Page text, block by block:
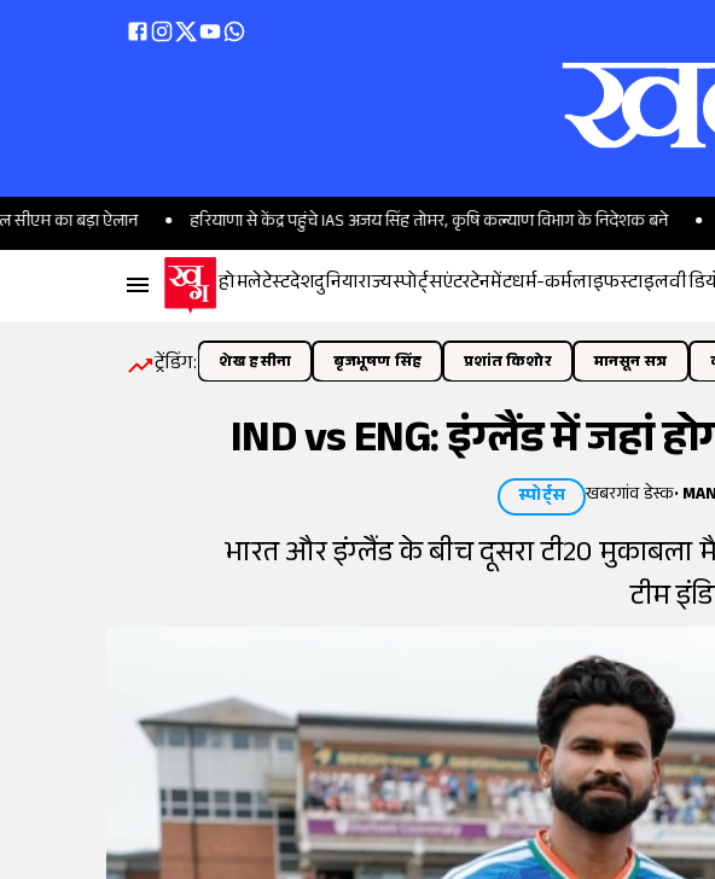
बड़ा ऐलान हरियाणा से केंद्र पहुंचे IAS अजय सिंह तोमर, कृषि कल्याण विभाग के निदेशक बने पिंजौर-
होमलेटेस्टदेशदुनियाराज्यस्पोर्ट्सएंटरटेनमेंटधर्म-कर्मलाइफस्टाइल
ट्रेंडिंग: शेख हसीना बृजभूषण सिंह प्रशांत किशोर मानसून सत्र
IND vs ENG: इंग्लैंड में जहां
स्पोर्ट्स खबरगांव डेस्क•
भारत और इंग्लैंड के बीच दूसरा टी20 मुकाबला
टीम